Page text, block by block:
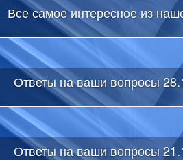
Все самое интересное из
Ответы на ваши вопросы
Ответы на ваши вопросы